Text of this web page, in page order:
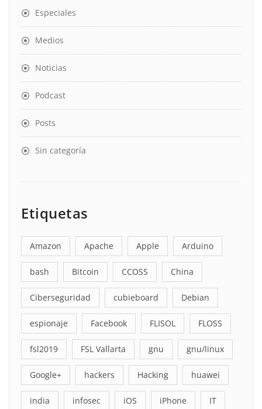
Especiales
Medios
Noticias
Podcast
Posts
Sin categoría
Etiquetas
Amazon Apache Apple Arduino
bash Bitcoin CCOSS China
Ciberseguridad cubieboard Debian
espionaje Facebook FLISOL FLOSS
fsl2019 FSL Vallarta gnu gnu/linux
Google+ hackers Hacking huawei
india infosec iOS iPhone IT